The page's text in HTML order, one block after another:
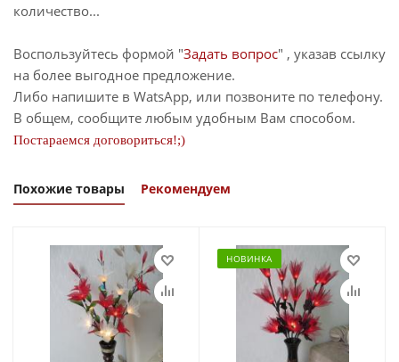
количество...
Воспользуйтесь формой "Задать вопрос" , указав ссылку
на более выгодное предложение.
Либо напишите в WatsApp, или позвоните по телефону.
В общем, сообщите любым удобным Вам способом.
Постараемся договориться!;)
Похожие товары Рекомендуем
НОВИНКА